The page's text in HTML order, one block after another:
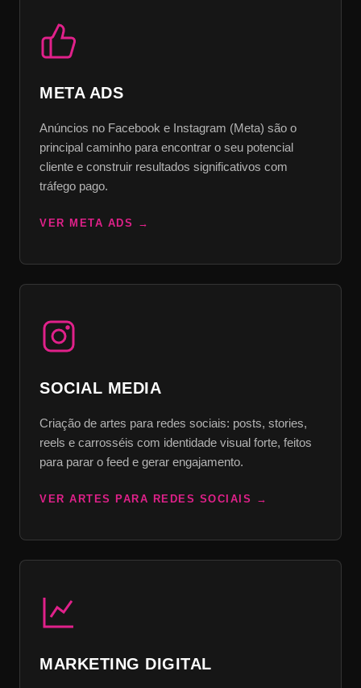
META ADS
Anúncios no Facebook e Instagram (Meta) são o
principal caminho para encontrar o seu potencial
cliente e construir resultados significativos com
tráfego pago.
VER META ADS
SOCIAL MEDIA
Criação de artes para redes sociais: posts, stories,
reels e carrosséis com identidade visual forte, feitos
para parar o feed e gerar engajamento.
VER ARTES PARA REDES SOCIAIS
MARKETING DIGITAL